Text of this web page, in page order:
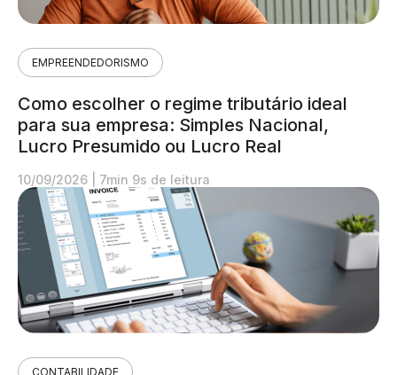
EMPREENDEDORISMO
Como escolher o regime tributário ideal
para sua empresa: Simples Nacional,
Lucro Presumido ou Lucro Real
10/09/2026 7min 9s de leitura
CONTABILIDADE